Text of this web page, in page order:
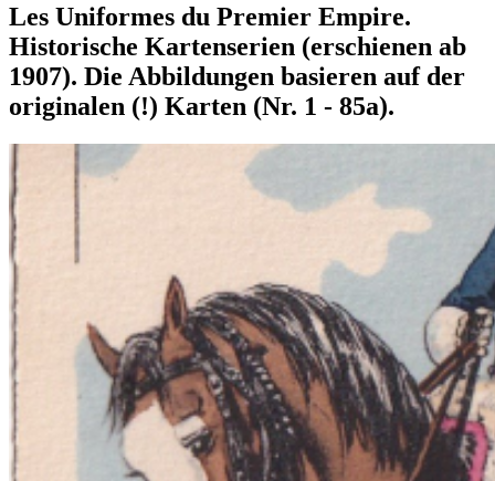
Les Uniformes du Premier Empire.
Historische Kartenserien (erschienen ab
1907). Die Abbildungen basieren auf der
originalen (!) Karten (Nr. 1 - 85a).